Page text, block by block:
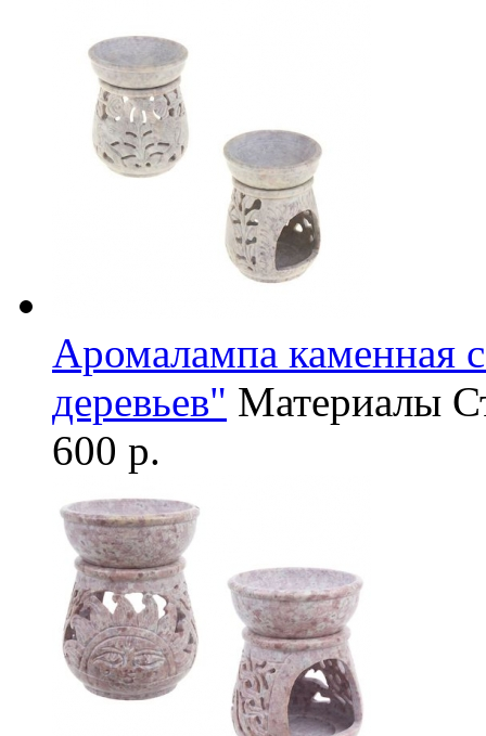
Аромалампа каменная
деревьев" Материалы
600 р.